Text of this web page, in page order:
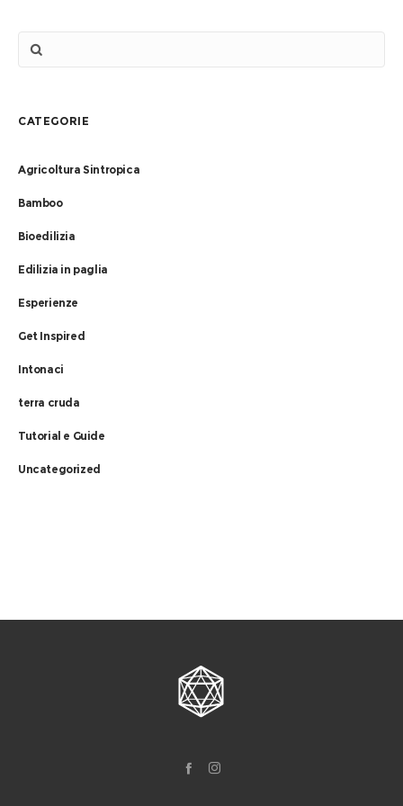
CATEGORIE
Agricoltura Sintropica
Bamboo
Bioedilizia
Edilizia in paglia
Esperienze
Get Inspired
Intonaci
terra cruda
Tutorial e Guide
Uncategorized